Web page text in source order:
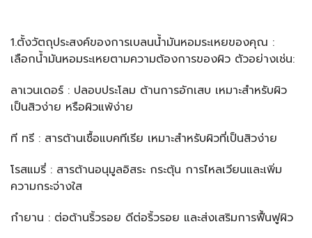
1.ตั้งวัตถุประสงค์ของการเบลนน้ำมันหอมระเหยของคุณ :
เลือกน้ำมันหอมระเหยตามความต้องการของผิว ตัวอย่างเช่น:
ลาเวนเดอร์ : ปลอบประโลม ต้านการอักเสบ เหมาะสำหรับผิว
เป็นสิวง่าย หรือผิวแพ้ง่าย
ที ทรี : สารต้านเชื้อแบคทีเรีย เหมาะสำหรับผิวที่เป็นสิวง่าย
โรสแมรี่ : สารต้านอนุมูลอิสระ กระตุ้น การไหลเวียนและเพิ่ม
ความกระจ่างใส
กำยาน : ต่อต้านริ้วรอย ดีต่อริ้วรอย และส่งเสริมการฟื้นฟูผิว